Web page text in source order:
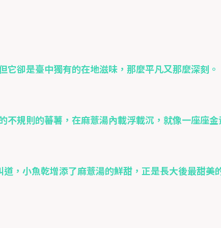
卻是臺中獨有的在地滋味，那麼平凡又那麼深刻。
規則的蕃薯，在麻薏湯內載浮載沉，就像一座座金
，小魚乾增添了麻薏湯的鮮甜，正是長大後最甜美